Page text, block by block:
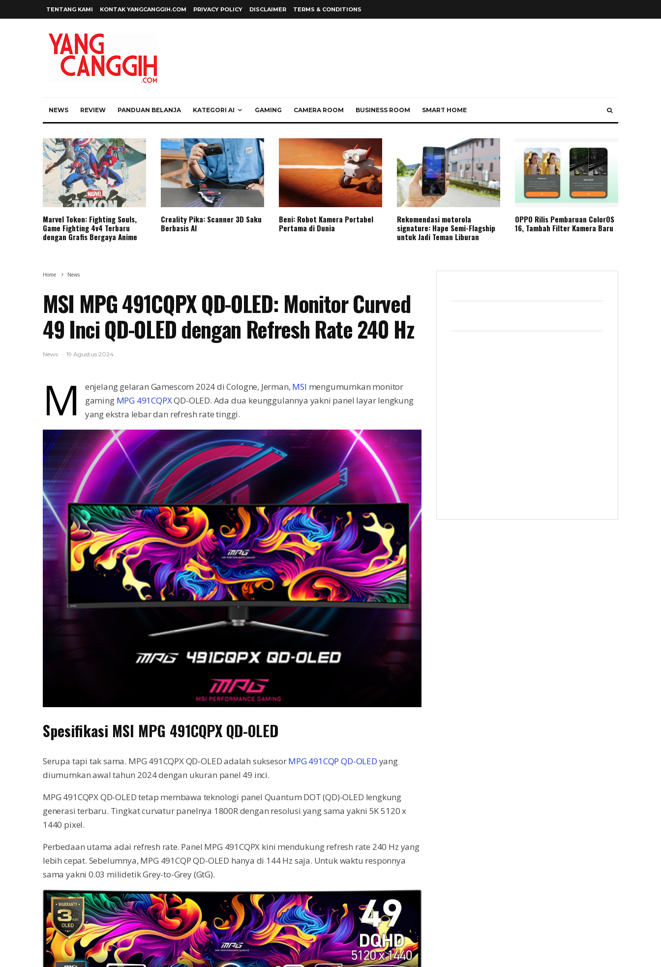
TENTANG KAMI KONTAK YANGCANGGIH.COM PRIVACY POLICY DISCLAIMER TERMS & CONDITIONS
NEWS REVIEW PANDUAN BELANJA KATEGORI AI GAMING CAMERA ROOM BUSINESS ROOM SMART HOME
Marvel Tokon: Fighting Souls,
Game Fighting 4v4 Terbaru
dengan Grafis Bergaya Anime
Creality Pika: Scanner 3D Saku
Berbasis AI
Beni: Robot Kamera Portabel
Pertama di Dunia
Rekomendasi motorola
signature: Hape Semi-Flagship
untuk Jadi Teman Liburan
OPPO Rilis Pembaruan ColorOS
16, Tambah Filter Kamera Baru
Home News
MSI MPG 491CQPX QD-OLED: Monitor Curved
49 Inci QD-OLED dengan Refresh Rate 240 Hz
News · 19 Agustus 2024
M enjelang gelaran Gamescom 2024 di Cologne, Jerman, MSI mengumumkan monitor
gaming MPG 491CQPXQD-OLED. Ada dua keunggulannya yakni panel layar lengkung
yang ekstra lebar dan refresh rate tinggi.
Spesifikasi MSI MPG 491CQPX QD-OLED
Serupa tapi tak sama. MPG 491CQPX QD-OLED adalah suksesorMPG 491CQP QD-OLED yang
diumumkan awal tahun 2024 dengan ukuran panel 49 inci.
MPG 491CQPX QD-OLED tetap membawa teknologi panel Quantum DOT (QD)-OLED lengkung
generasi terbaru. Tingkat curvatur panelnya 1800R dengan resolusi yang sama yakni 5K 5120 x
1440 pixel.
Perbedaan utama adai refresh rate. Panel MPG 491CQPX kini mendukung refresh rate 240 Hz yang
lebih cepat. Sebelumnya, MPG 491CQP QD-OLED hanya di 144 Hz saja. Untuk waktu responnya
sama yakni 0.03 milidetik Grey-to-Grey (GtG).